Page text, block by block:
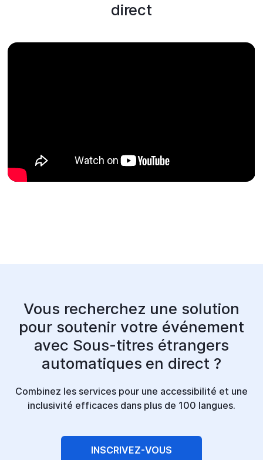
direct
Vous recherchez une solution
pour soutenir votre événement
avec Sous-titres étrangers
automatiques en direct ?
Combinez les services pour une accessibilité et une
inclusivité efficaces dans plus de 100 langues.
INSCRIVEZ-VOUS